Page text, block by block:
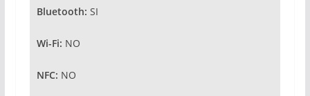
Bluetooth: SI
Wi-Fi: NO
NFC: NO